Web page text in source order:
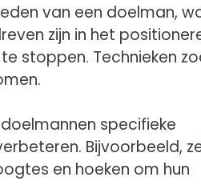
van een doelman,
zijn in het
stoppen. Technieken
specifieke
Bijvoorbeeld,
en hoeken om hun